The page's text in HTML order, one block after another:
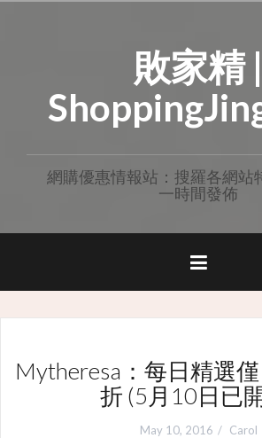
敗家精 |
網購優惠情報站：搜羅各網站
一時間發佈
Mytheresa：每日精選
折 (5月10日已
May 10, 2016 Carol